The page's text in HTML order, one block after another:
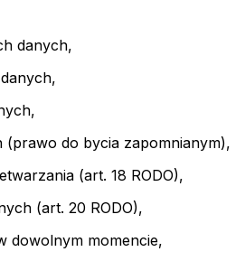
danych,
(prawo do bycia zapomnianym),
(art. 18 RODO),
(art. 20 RODO),
dowolnym momencie,